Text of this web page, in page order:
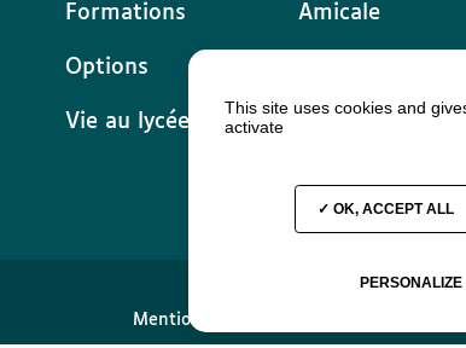
Formations
Options
Vie au lycée
Amicale
Emplois / Stages
Mentions légales
This site uses cookies and
activate
OK, ACCEPT ALL
PERSONALIZE